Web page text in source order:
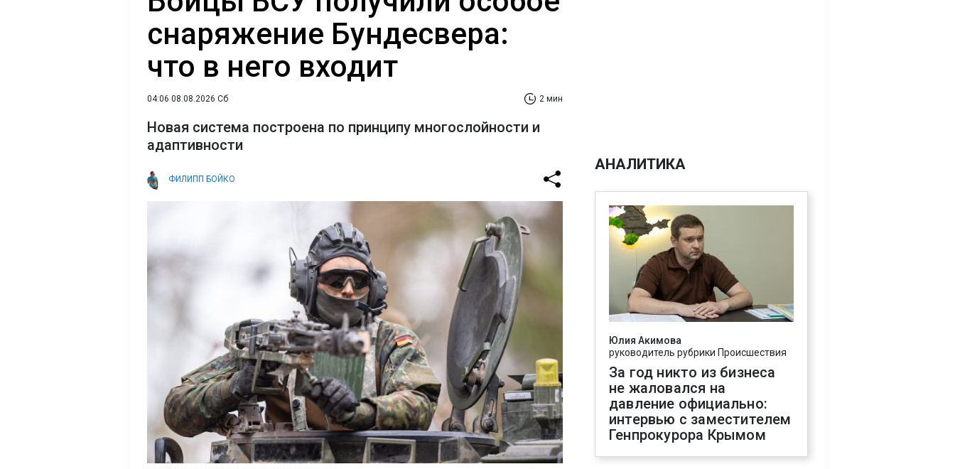
снаряжение Бундесвера:
что в него входит
04:06 08.08.2026 Сб 2 мин
Новая система построена по принципу многослойности и
адаптивности
ФИЛИПП БОЙКО
АНАЛИТИКА
Юлия Акимова
руководитель рубрики Происшествия
За год никто из бизнеса
не жаловался на
давление официально:
интервью с заместителем
Генпрокурора Крымом